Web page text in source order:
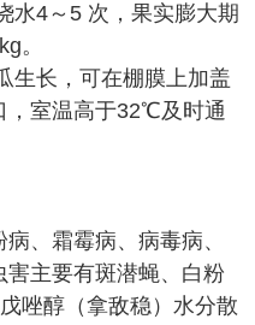
4～5 次，果实膨大期
。
生长，可在棚膜上加盖
，室温高于32℃及时通
、霜霉病、病毒病、
主要有斑潜蝇、白粉
唑醇（拿敌稳）水分散